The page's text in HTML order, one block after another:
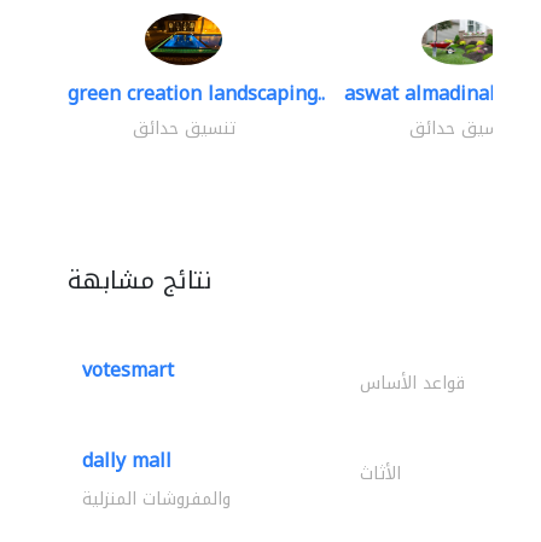
green creation landscaping..
تنسيق حدائق
aswat almadinah
تنسيق حدائق
نتائج مشابهة
votesmart قواعد الأساس
dally mall الأثاث
والمفروشات المنزلية